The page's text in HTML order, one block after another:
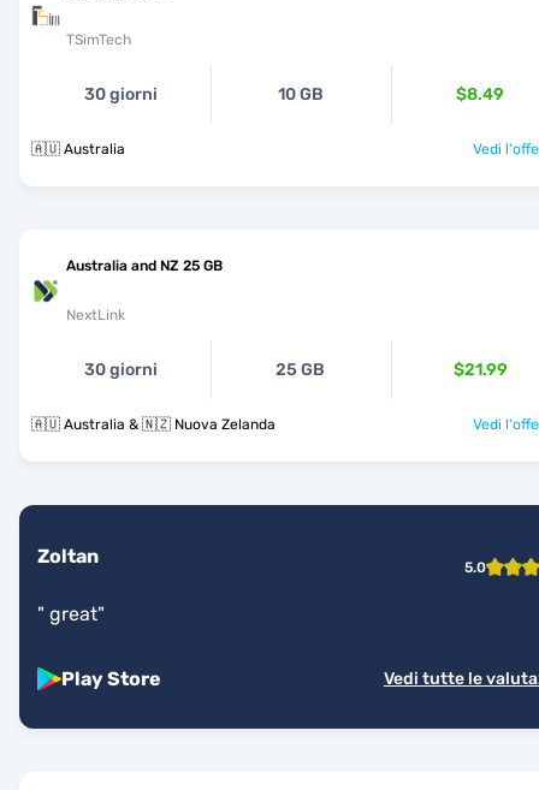
TSimTech
30 giorni 10 GB $8.49
🇦🇺 Australia Vedi
Australia and NZ 25 GB
NextLink
30 giorni 25 GB $21.99
🇦🇺 Australia & 🇳🇿 Nuova Zelanda Vedi
Zoltan 5.0
" great"
Play Store Vedi tutte le